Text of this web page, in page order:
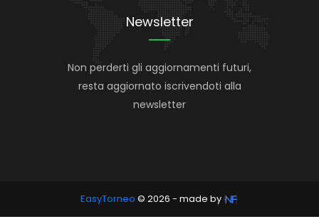
Newsletter
Non perderti gli aggiornamenti futuri,
resta aggiornato iscrivendoti alla
newsletter
EasyTorneo © 2026 - made by